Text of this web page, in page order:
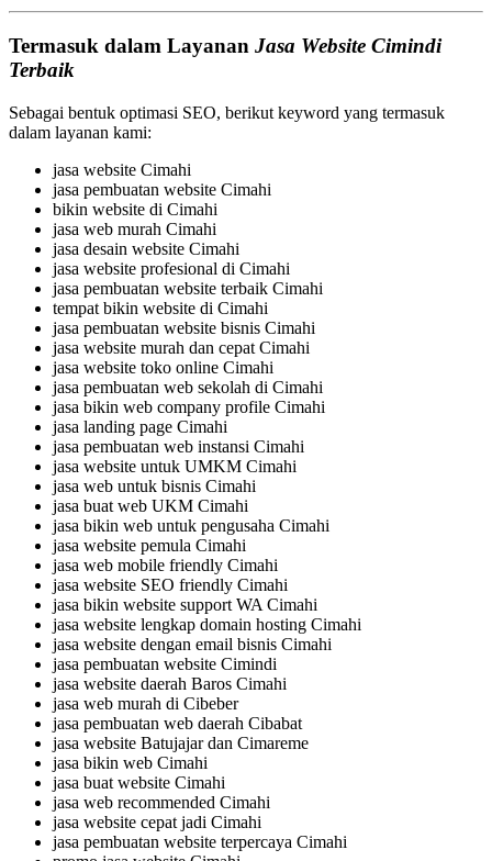
Termasuk dalam Layanan Jasa Website Cimindi
Terbaik
Sebagai bentuk optimasi SEO, berikut keyword yang termasuk
dalam layanan kami:
jasa website Cimahi
jasa pembuatan website Cimahi
bikin website di Cimahi
jasa web murah Cimahi
jasa desain website Cimahi
jasa website profesional di Cimahi
jasa pembuatan website terbaik Cimahi
tempat bikin website di Cimahi
jasa pembuatan website bisnis Cimahi
jasa website murah dan cepat Cimahi
jasa website toko online Cimahi
jasa pembuatan web sekolah di Cimahi
jasa bikin web company profile Cimahi
jasa landing page Cimahi
jasa pembuatan web instansi Cimahi
jasa website untuk UMKM Cimahi
jasa web untuk bisnis Cimahi
jasa buat web UKM Cimahi
jasa bikin web untuk pengusaha Cimahi
jasa website pemula Cimahi
jasa web mobile friendly Cimahi
jasa website SEO friendly Cimahi
jasa bikin website support WA Cimahi
jasa website lengkap domain hosting Cimahi
jasa website dengan email bisnis Cimahi
jasa pembuatan website Cimindi
jasa website daerah Baros Cimahi
jasa web murah di Cibeber
jasa pembuatan web daerah Cibabat
jasa website Batujajar dan Cimareme
jasa bikin web Cimahi
jasa buat website Cimahi
jasa web recommended Cimahi
jasa website cepat jadi Cimahi
jasa pembuatan website terpercaya Cimahi